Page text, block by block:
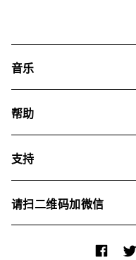
音乐
搜索
专辑
帮助
我们如何运用AI
支持
关于我们
请扫二维码加微信
Facebook